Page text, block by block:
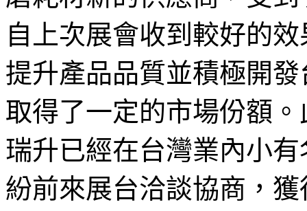
自上次展會收到較好的
提升產品品質並積極開
取得了一定的市場份額
瑞升已經在台灣業內小
紛前來展台洽談協商，